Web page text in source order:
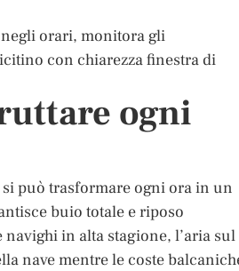
orari, monitora gli
con chiarezza finestra di
ogni
può trasformare ogni ora in un
buio totale e riposo
in alta stagione, l’aria sul
nave mentre le coste